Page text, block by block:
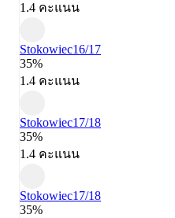
1.4 คะแนน
Stokowiec16/17
35%
1.4 คะแนน
Stokowiec17/18
35%
1.4 คะแนน
Stokowiec17/18
35%